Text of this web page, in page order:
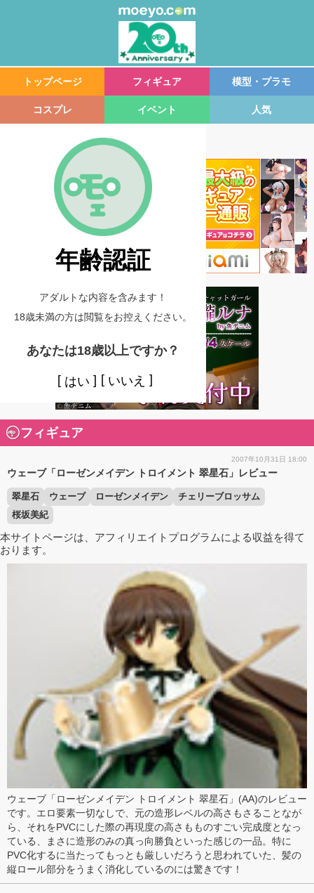
トップページ フィギュア 模型・プラモ
コスプレ イベント 人気
年齢認証
アダルトな内容を含みます！
18歳未満の方は閲覧をお控えください。
あなたは18歳以上ですか？
はい いいえ
フィギュア
2007年10月31日 18:00
ウェーブ「ローゼンメイデン トロイメント 翠星石」レビュー
翠星石 ウェーブ ローゼンメイデン
チェリーブロッサム
桜坂美紀
本サイトページは、アフィリエイトプログラムによる収益を得て
おります。
ウェーブ 「 ローゼンメイデン トロイメント 翠星石 」(AA)のレビュー
です。エロ要素一切なしで、元の造形レベルの高さもさることなが
ら、それをPVCにした際の再現度の高さもものすごい完成度となっ
ている、まさに造形のみの真っ向勝負といった感じの一品。特に
PVC化するに当たってもっとも厳しいだろうと思われていた、 髪の
縦ロール部分をうまく消化しているのには驚きです！